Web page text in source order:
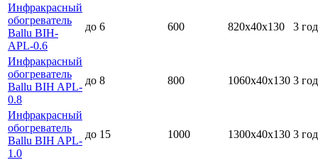
Инфракрасный
обогреватель
Ballu BIH-
APL-0.6
до 6 600 820х40х130 3
Инфракрасный
обогреватель
Ballu BIH APL-
0.8
до 8 800 1060х40х130 3
Инфракрасный
обогреватель
Ballu BIH APL-
1.0
до 15 1000 1300х40х130 3